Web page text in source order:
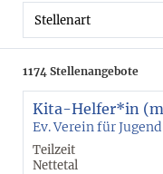
Stellenart
1174 Stellenangebote
Kita-Helfer*in
Ev. Verein für
Teilzeit
Nettetal